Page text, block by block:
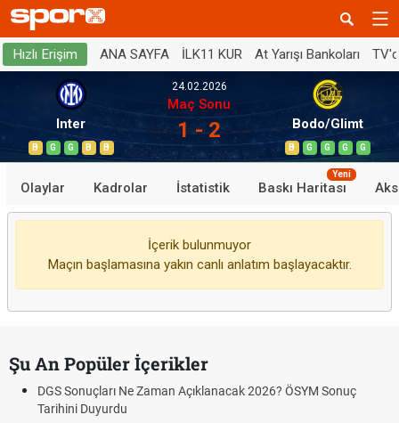
Hızlı Erişim ANA SAYFA İLK11 KUR At Yarışı Bankoları
Inter
B G G B B
24.02.2026
Maç Sonu
1 - 2 Bodo/Glimt
B G G G G
Olaylar Kadrolar İstatistik Baskı Haritası
Yeni
İçerik bulunmuyor
Maçın başlamasına yakın canlı anlatım başlayacaktır.
Şu An Popüler İçerikler
DGS Sonuçları Ne Zaman Açıklanacak 2026? ÖSYM Sonuç
Tarihini Duyurdu